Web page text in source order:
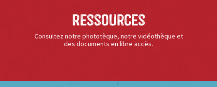
Ressources
Consultez notre phototèque, notre vidéothèque et
des documents en libre accès.